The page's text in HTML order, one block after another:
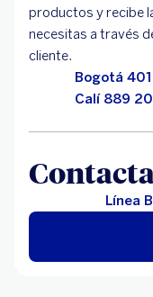
productos y recibe
necesitas a través
cliente.
Bogotá
Calí 889
Línea